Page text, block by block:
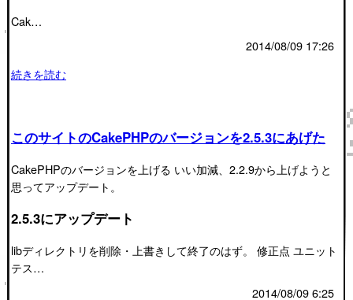
Cak…
2014/08/09 17:26
続きを読む
このサイトのCakePHPのバージョンを2.5.3にあげた
CakePHPのバージョンを上げる いい加減、2.2.9から上げようと
思ってアップデート。
2.5.3にアップデート
libディレクトリを削除・上書きして終了のはず。 修正点 ユニット
テス…
2014/08/09 6:25